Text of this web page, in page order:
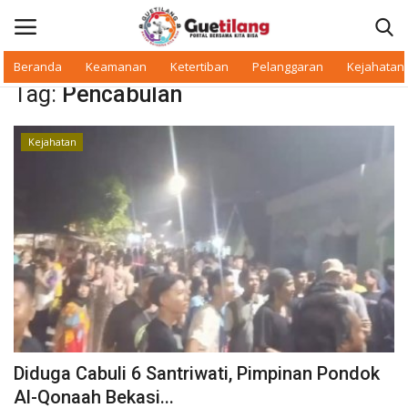
Beranda Keamanan Ketertiban Pelanggaran Kejahatan
Masuk
Makan Bergizi
Warkop Digital
Pelanggaran
Ketertiban
Tag: Pencabulan
Kejahatan
Diduga Cabuli 6 Santriwati, Pimpinan Pondok
Al-Qonaah Bekasi...